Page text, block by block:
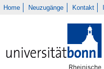
Home Neuzugänge Kontakt